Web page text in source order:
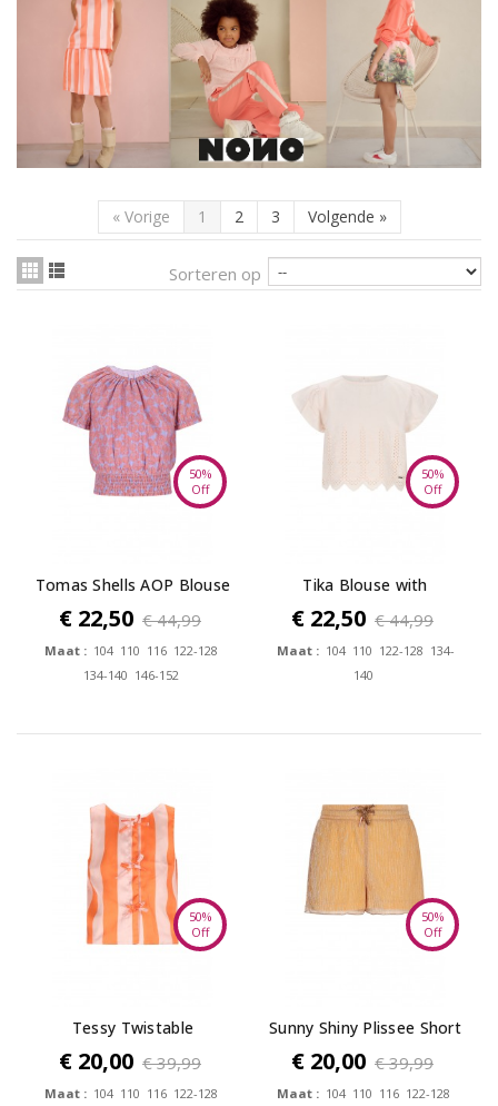
« Vorige 1 2 3 Volgende »
Sorteren op
50%
Off
Tomas Shells AOP Blouse
€ 22,50 € 44,99
Maat : 104 110 116 122-128
134-140 146-152
50%
Off
Tika Blouse with
embroidered Border
€ 22,50 € 44,99
Maat : 104 110 122-128 134-
140
50%
Off
Tessy Twistable
Sleeveless top
€ 20,00 € 39,99
Maat : 104 110 116 122-128
50%
Off
Sunny Shiny Plissee Short
€ 20,00 € 39,99
Maat : 104 110 116 122-128